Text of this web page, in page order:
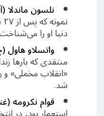
نلسون ماندلا
دنیا او را
واتسلاو
منتقدی که بارها
«انقلاب مخملی» و
شد.
قوام نکرومه